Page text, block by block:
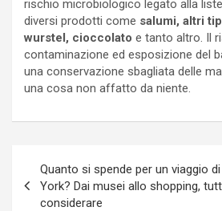
rischio microbiologico legato alla
diversi prodotti come salumi, altri
wurstel, cioccolato e tanto altro. Il
contaminazione ed esposizione del
una conservazione sbagliata delle
una cosa non affatto da niente.
articoli
Quanto si spende per un viaggio
York? Dai musei allo shopping,
considerare